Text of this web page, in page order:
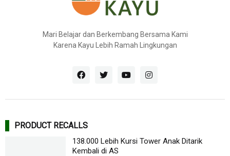
Mari Belajar dan Berkembang Bersama Kami
Karena Kayu Lebih Ramah Lingkungan
PRODUCT RECALLS
138.000 Lebih Kursi Tower Anak Ditarik
Kembali di AS